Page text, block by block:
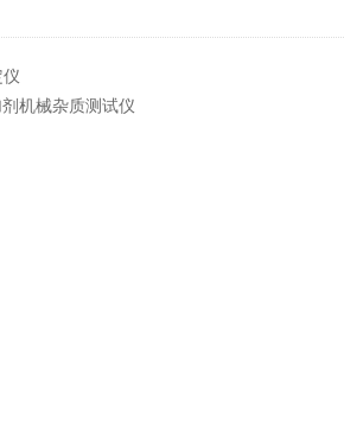
机械杂质测试仪